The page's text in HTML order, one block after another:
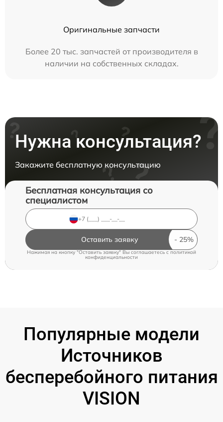
Оригинальные запчасти
Более 20 тыс. запчастей от производителя в
наличии на собственных складах.
Нужна консультация?
Закажите бесплатную консультацию
Бесплатная консультация со
специалистом
Оставить заявку
Нажимая на кнопку "Оставить заявку" Вы соглашаетесь cполитикой
конфиденциальности
Популярные модели
Источников
бесперебойного питания
VISION